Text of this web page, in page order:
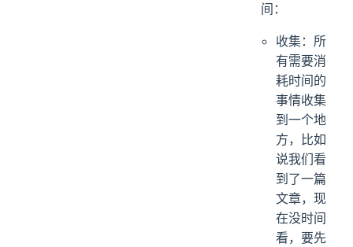
间：
收集：所
有需要消
耗时间的
事情收集
到一个地
方，比如
说我们看
到了一篇
文章，现
在没时间
看，要先